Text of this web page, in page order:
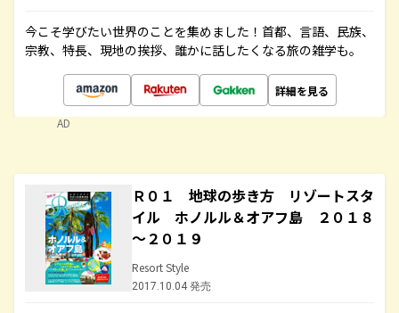
今こそ学びたい世界のことを集めました！首都、言語、民族、
宗教、特長、現地の挨拶、誰かに話したくなる旅の雑学も。
詳細を見る
AD
Ｒ０１ 地球の歩き方 リゾートスタ
イル ホノルル＆オアフ島 ２０１８
～２０１９
Resort Style
2017.10.04 発売